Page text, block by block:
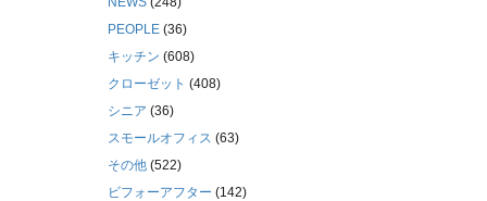
PEOPLE (36)
キッチン (608)
クローゼット (408)
シニア (36)
スモールオフィス (63)
その他 (522)
ビフォーアフター (142)